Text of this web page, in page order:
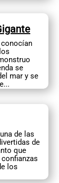
se
mar y se
de las
de
que
los